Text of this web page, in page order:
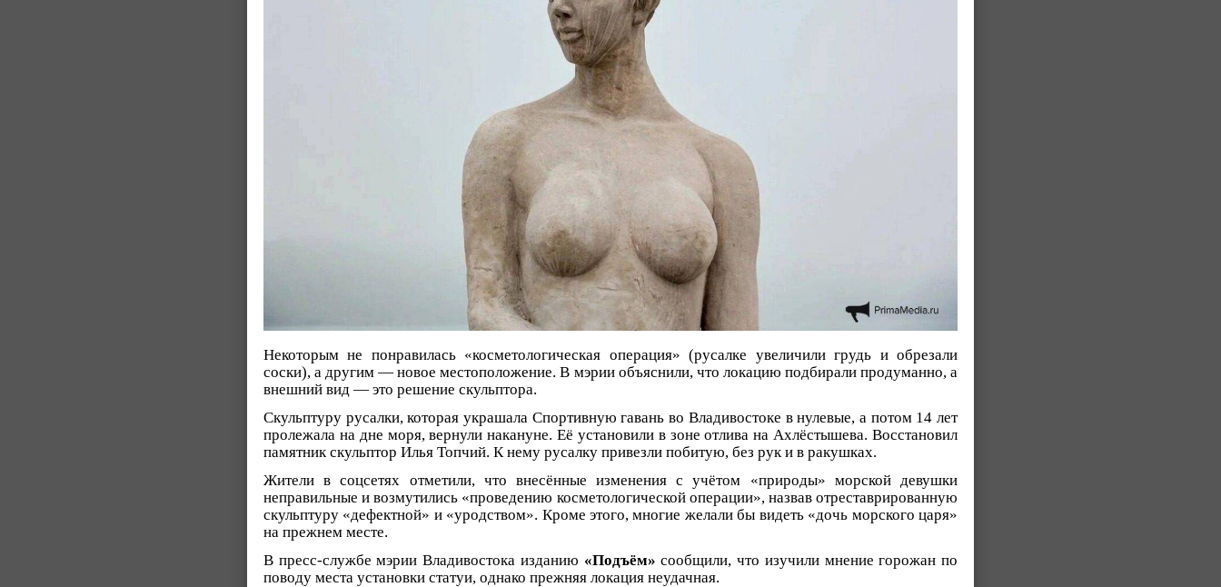
Некоторым не понравилась «косметологическая операция» (русалке увеличили грудь и обрезали
соски), а другим — новое местоположение. В мэрии объяснили, что локацию подбирали продуманно, а
внешний вид — это решение скульптора.
Скульптуру русалки, которая украшала Спортивную гавань во Владивостоке в нулевые, а потом 14 лет
пролежала на дне моря, вернули накануне. Её установили в зоне отлива на Ахлёстышева. Восстановил
памятник скульптор Илья Топчий. К нему русалку привезли побитую, без рук и в ракушках.
Жители в соцсетях отметили, что внесённые изменения с учётом «природы» морской девушки
неправильные и возмутились «проведению косметологической операции», назвав отреставрированную
скульптуру «дефектной» и «уродством». Кроме этого, многие желали бы видеть «дочь морского царя»
на прежнем месте.
В пресс-службе мэрии Владивостока изданию «Подъём» сообщили, что изучили мнение горожан по
поводу места установки статуи, однако прежняя локация неудачная.